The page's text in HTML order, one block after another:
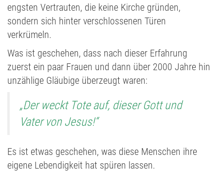
engsten Vertrauten, die keine Kirche gründen,
sondern sich hinter verschlossenen Türen
verkrümeln.
Was ist geschehen, dass nach dieser Erfahrung
zuerst ein paar Frauen und dann über 2000 Jahre hin
unzählige Gläubige überzeugt waren:
„Der weckt Tote auf, dieser Gott und
Vater von Jesus!“
Es ist etwas geschehen, was diese Menschen ihre
eigene Lebendigkeit hat spüren lassen.